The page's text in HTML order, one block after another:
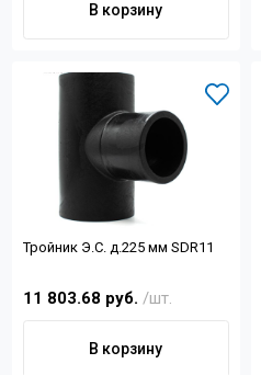
В корзину
Тройник Э.С. д.225 мм SDR11
11 803.68 руб. /шт.
В корзину